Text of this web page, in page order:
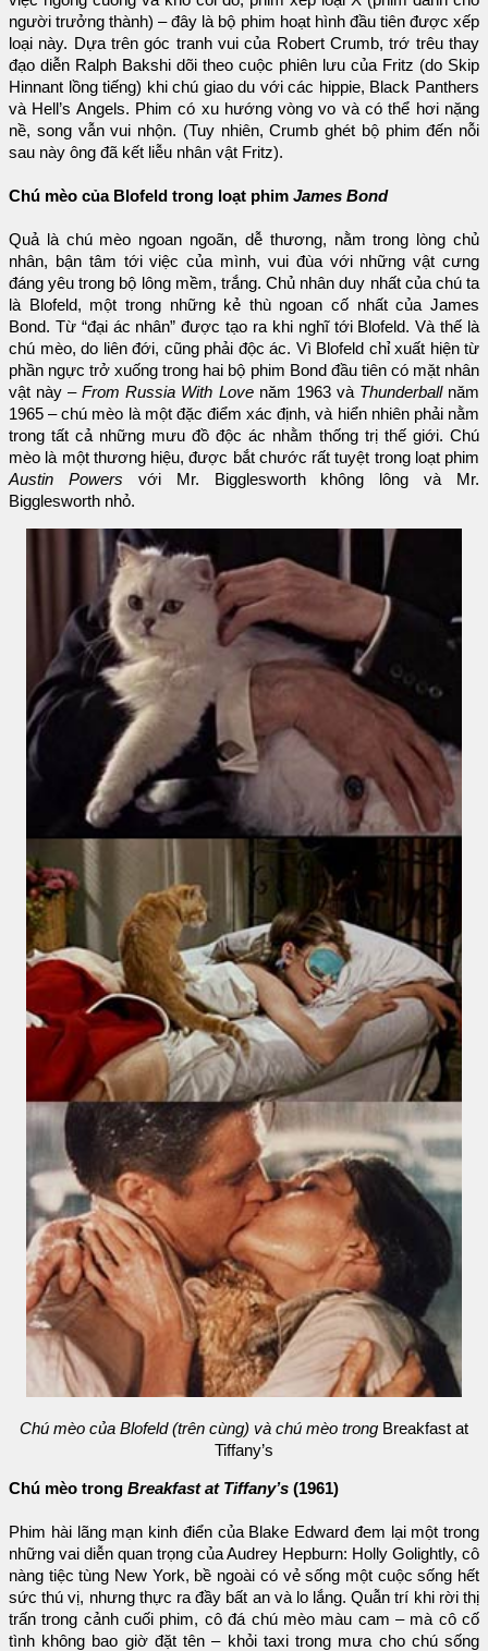
người trưởng thành) – đây là bộ phim hoạt hình đầu tiên được xếp
loại này. Dựa trên góc tranh vui của Robert Crumb, trớ trêu thay
đạo diễn Ralph Bakshi dõi theo cuộc phiên lưu của Fritz (do Skip
Hinnant lồng tiếng) khi chú giao du với các hippie, Black Panthers
và Hell’s Angels. Phim có xu hướng vòng vo và có thể hơi nặng
nề, song vẫn vui nhộn. (Tuy nhiên, Crumb ghét bộ phim đến nỗi
sau này ông đã kết liễu nhân vật Fritz).
Chú mèo của Blofeld trong loạt phim James Bond
Quả là chú mèo ngoan ngoãn, dễ thương, nằm trong lòng chủ
nhân, bận tâm tới việc của mình, vui đùa với những vật cưng
đáng yêu trong bộ lông mềm, trắng. Chủ nhân duy nhất của chú ta
là Blofeld, một trong những kẻ thù ngoan cố nhất của James
Bond. Từ “đại ác nhân” được tạo ra khi nghĩ tới Blofeld. Và thế là
chú mèo, do liên đới, cũng phải độc ác. Vì Blofeld chỉ xuất hiện từ
phần ngực trở xuống trong hai bộ phim Bond đầu tiên có mặt nhân
vật này –From Russia With Lovenăm 1963 và Thunderballnăm
1965 – chú mèo là một đặc điểm xác định, và hiển nhiên phải nằm
trong tất cả những mưu đồ độc ác nhằm thống trị thế giới. Chú
mèo là một thương hiệu, được bắt chước rất tuyệt trong loạt phim
Austin Powers với Mr. Bigglesworth không lông và Mr.
Bigglesworth nhỏ.
Chú mèo của Blofeld (trên cùng) và chú mèo trong Breakfast at
Tiffany’s
Chú mèo trong Breakfast at Tiffany’s (1961)
Phim hài lãng mạn kinh điển của Blake Edward đem lại một trong
những vai diễn quan trọng của Audrey Hepburn: Holly Golightly, cô
nàng tiệc tùng New York, bề ngoài có vẻ sống một cuộc sống hết
sức thú vị, nhưng thực ra đầy bất an và lo lắng. Quẫn trí khi rời thị
trấn trong cảnh cuối phim, cô đá chú mèo màu cam – mà cô cố
tình không bao giờ đặt tên – khỏi taxi trong mưa cho chú sống